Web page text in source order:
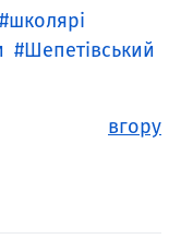
школярі
Шепетівський
вгору